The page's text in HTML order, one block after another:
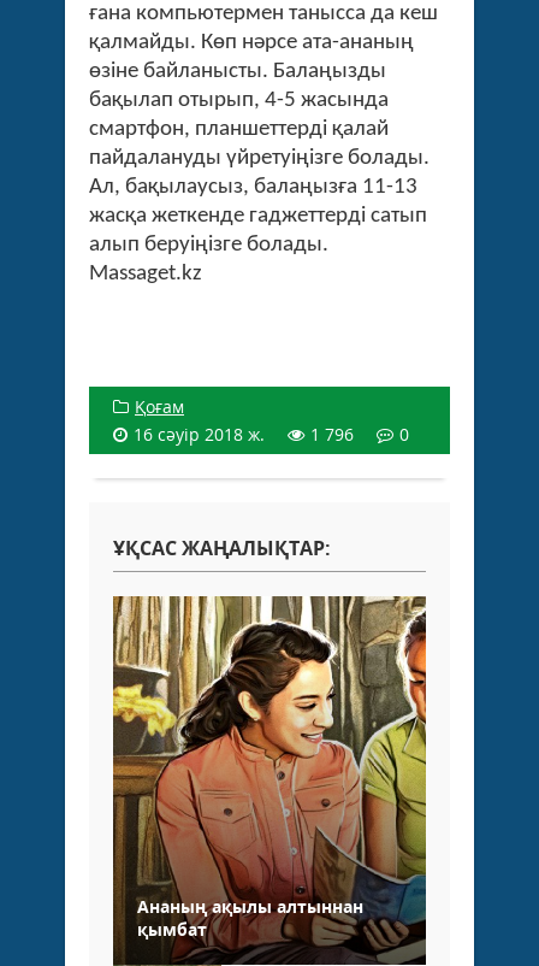
ғана компьютермен танысса да кеш
қалмайды. Көп нәрсе ата-ананың
өзіне байланысты. Балаңызды
бақылап отырып, 4-5 жасында
смартфон, планшеттерді қалай
пайдалануды үйретуіңізге болады.
Ал, бақылаусыз, балаңызға 11-13
жасқа жеткенде гаджеттерді сатып
алып беруіңізге болады.
Massaget.kz
Қоғам
16 сәуір 2018 ж.
1 796 0
ҰҚСАС ЖАҢАЛЫҚТАР:
Ананың ақылы алтыннан
қымбат